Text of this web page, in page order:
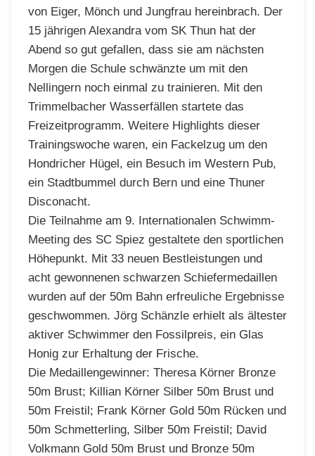
von Eiger, Mönch und Jungfrau hereinbrach. Der
15 jährigen Alexandra vom SK Thun hat der
Abend so gut gefallen, dass sie am nächsten
Morgen die Schule schwänzte um mit den
Nellingern noch einmal zu trainieren. Mit den
Trimmelbacher Wasserfällen startete das
Freizeitprogramm. Weitere Highlights dieser
Trainingswoche waren, ein Fackelzug um den
Hondricher Hügel, ein Besuch im Western Pub,
ein Stadtbummel durch Bern und eine Thuner
Disconacht.
Die Teilnahme am 9. Internationalen Schwimm-
Meeting des SC Spiez gestaltete den sportlichen
Höhepunkt. Mit 33 neuen Bestleistungen und
acht gewonnenen schwarzen Schiefermedaillen
wurden auf der 50m Bahn erfreuliche Ergebnisse
geschwommen. Jörg Schänzle erhielt als ältester
aktiver Schwimmer den Fossilpreis, ein Glas
Honig zur Erhaltung der Frische.
Die Medaillengewinner: Theresa Körner Bronze
50m Brust; Killian Körner Silber 50m Brust und
50m Freistil; Frank Körner Gold 50m Rücken und
50m Schmetterling, Silber 50m Freistil; David
Volkmann Gold 50m Brust und Bronze 50m